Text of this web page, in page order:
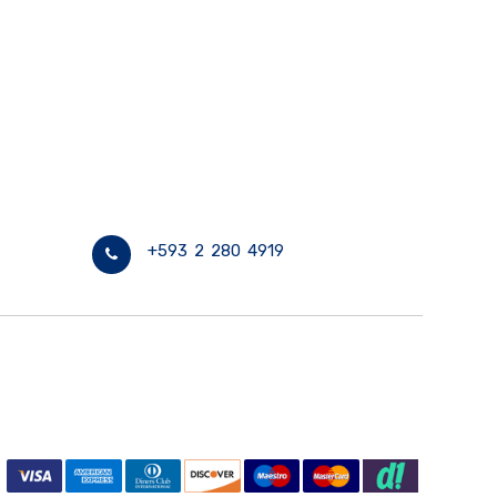
+593 2 280 4919